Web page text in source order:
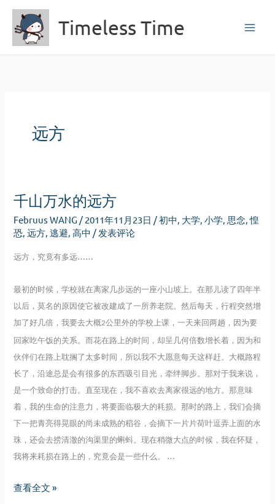
容
Timeless Time
远方
千山万水的远方
Februus WANG / 2011年11月23日 /初中 大学 ,小学 思念 ,惶
恐 ,远方 ,逃避 ,高中 / 发表评论
远方，究竟有多远……
最初的时候，学校就在离家几步远的一座小山坡上。在那儿读了四年半
以后，莫名的原因使它被改建成了一所养老院。然后每天，行程突然增
加了好几倍，我要去大概2公里外的学校上课，一天来回两趟，因为要
回家吃午饭的关系。而花在路上的时间，却呈几何倍数增长着，因为和
伙伴们在路上耽搁了太多时间，所以我不大愿意每天这样赶。大概路程
长了，沿途总是会有很多的东西吸引目光，牵绊脚步。那对于我来说，
是一个致命的打击。直至现在，我不喜欢去离家很远的地方。那意味
着，我的生命的注意力，将要面临极大的耗损。那时的路上，我们会摘
下一把青亮得晃眼的尚未成熟的稻谷，会摘下一片片荷叶逗弄上面的水
珠，还会去捞清澈的沟渠里的蝌蚪。现在稍微大点的时候，我在怀疑，
我将来耗损在路上的，究竟会是一些什么。 …
千
查看全文 »